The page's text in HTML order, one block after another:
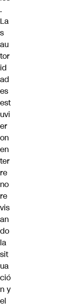
.
La
s
au
tor
id
ad
es
est
uvi
er
on
en
ter
re
no
re
vis
an
do
la
sit
ua
ció
n y
el